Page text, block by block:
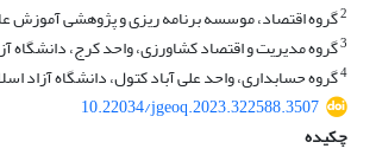
2گروه اقتصاد، موسسه برنامه ریزی و پژوهشی آموزش
3گروه مدیریت و اقتصاد کشاورزی، واحد کرج، دانشگاه
4گروه حسابداری، واحد علی آباد کتول، دانشگاه آزاد
10.22034/jgeoq.2023.322588.3507
چکیده